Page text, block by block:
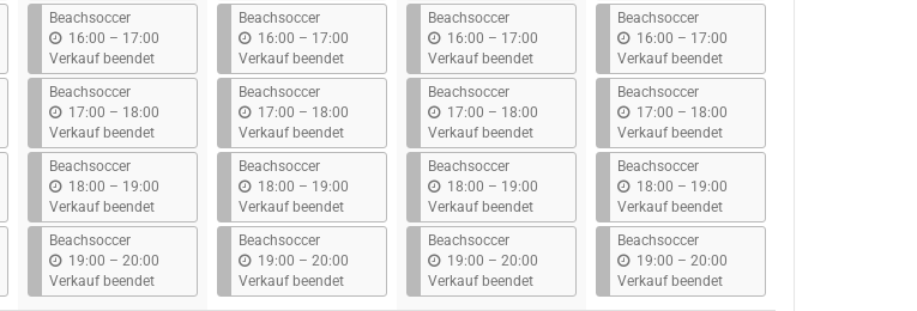
s
Beachsoccer
16:00 – b
i
s
17:00
Verkauf beendet
Beachsoccer
17:00 – b
i
s
18:00
Verkauf beendet
Beachsoccer
18:00 – b
i
s
19:00
Verkauf beendet
Beachsoccer
19:00 – b
i
s
20:00
Verkauf beendet
s
Beachsoccer
16:00 – b
i
s
17:00
Verkauf beendet
Beachsoccer
17:00 – b
i
s
18:00
Verkauf beendet
Beachsoccer
18:00 – b
i
s
19:00
Verkauf beendet
Beachsoccer
19:00 – b
i
s
20:00
Verkauf beendet
s
Beachsoccer
16:00 – b
i
s
17:00
Verkauf beendet
Beachsoccer
17:00 – b
i
s
18:00
Verkauf beendet
Beachsoccer
18:00 – b
i
s
19:00
Verkauf beendet
Beachsoccer
19:00 – b
i
s
20:00
Verkauf beendet
s
Beachsoccer
16:00 – b
i
s
17:00
Verkauf beendet
Beachsoccer
17:00 – b
i
s
18:00
Verkauf beendet
Beachsoccer
18:00 – b
i
s
19:00
Verkauf beendet
Beachsoccer
19:00 – b
i
s
20:00
Verkauf beendet